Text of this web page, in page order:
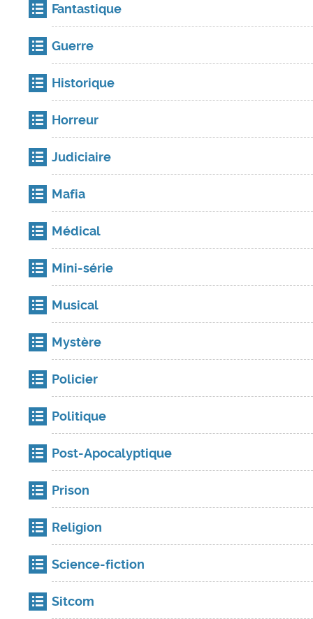
Fantastique
Guerre
Historique
Horreur
Judiciaire
Mafia
Médical
Mini-série
Musical
Mystère
Policier
Politique
Post-Apocalyptique
Prison
Religion
Science-fiction
Sitcom